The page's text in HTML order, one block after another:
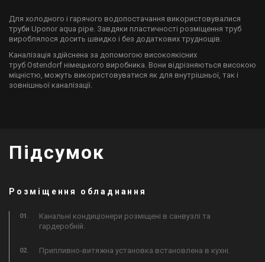
Для холодного і гарячого водопостачання використовувалися
труби Uponor aqua pipe. Завдяки пластичності розміщення труб
вироблялося досить швидко і без додаткових труднощів.
Каналізація здійснена за допомогою високоякісних
труб Ostendorf німецького виробника. Вони відрізняються високою
міцністю, можуть використовуватися як для внутрішньої, так і
зовнішньої каналізації.
Підсумок
Розміщення обладнання
Канальні кондиціонери розміщені в санвузлі та
гардеробній.
Припливно-витяжна установка встановлена в кухні.